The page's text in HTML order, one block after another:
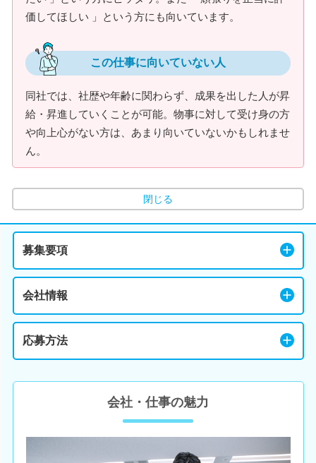
価してほしい 」という方にも向いています。
この仕事に向いていない人
同社では、社歴や年齢に関わらず、成果を出した人が昇
給・昇進していくことが可能。物事に対して受け身の方
や向上心がない方は、あまり向いていないかもしれませ
ん。
閉じる
募集要項
会社情報
応募方法
会社・仕事の魅力